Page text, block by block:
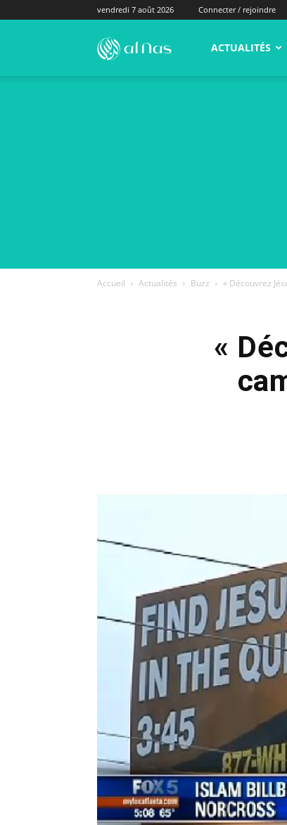
vendredi 7 août 2026 Connecter / rejoindre
alNas.fr ACTUALITÉS
Accueil Actualités Buzz « Découvrez
«